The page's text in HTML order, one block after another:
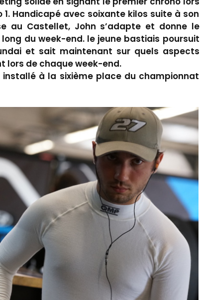
Handicapé avec soixante kilos suite à son
au Castellet, John s’adapte et donne le
du week-end. le jeune bastiais poursuit
et sait maintenant sur quels aspects
lors de chaque week-end.
à la sixième place du championnat